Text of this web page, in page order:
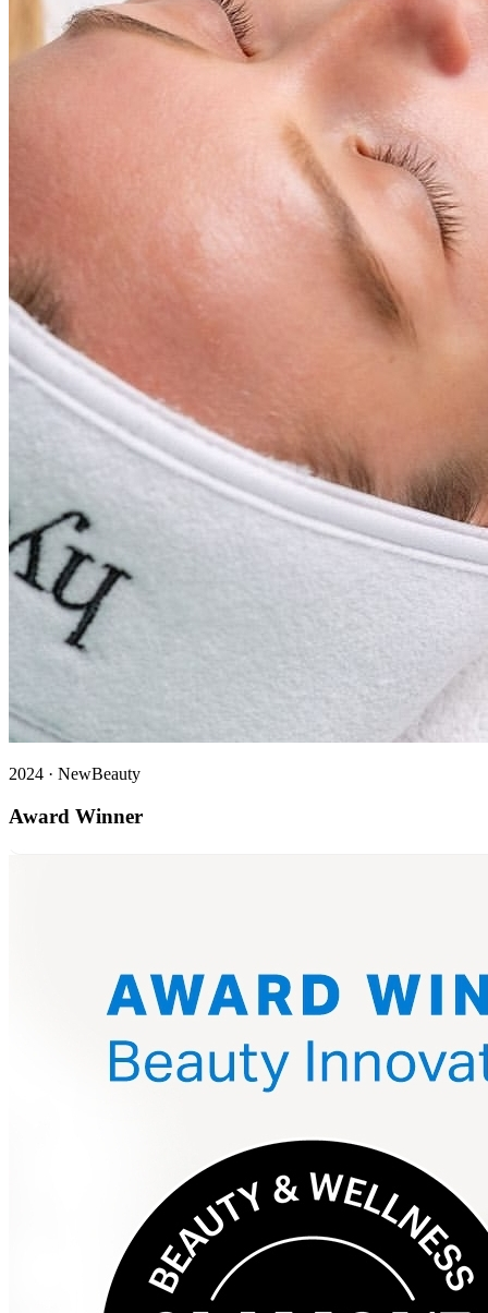
2024 · NewBeauty
Award Winner